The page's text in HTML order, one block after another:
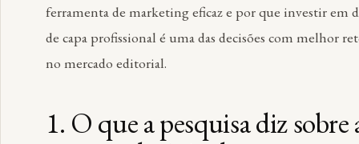
ferramenta de marketing eficaz e por que investir em
de capa profissional é uma das decisões com melhor
no mercado editorial.
1. O que a pesquisa diz sobre